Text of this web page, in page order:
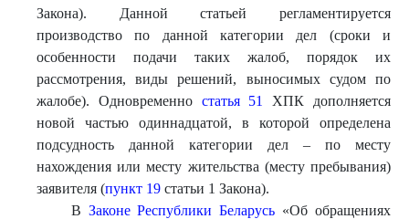
Закона). Данной статьей регламентируется
производство по данной категории дел (сроки и
особенности подачи таких жалоб, порядок их
рассмотрения, виды решений, выносимых судом по
жалобе). Одновременно статья 51
ХПК дополняется
новой частью одиннадцатой, в которой определена
подсудность данной категории дел – по месту
нахождения или месту жительства (месту пребывания)
заявителя (пункт 19 статьи 1 Закона).
В Законе Республики Беларусь «Об обращениях